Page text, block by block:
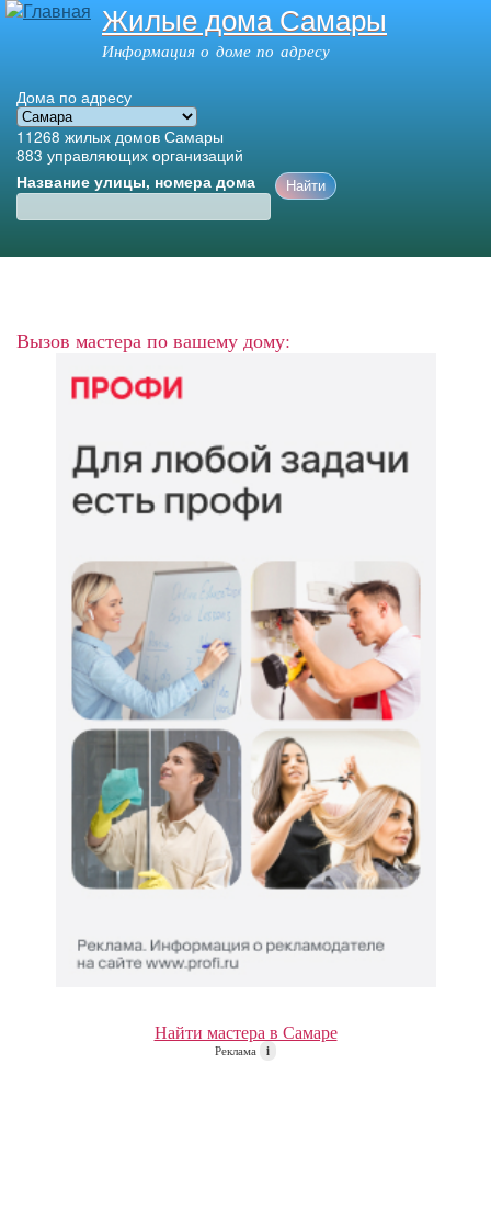
Перейти к
основному
Жилые дома Самары
Информация о доме по адресу
Дома по адресу
11268 жилых домов Самары
883 управляющих организаций
Название улицы, номера дома
Вызов мастера по вашему дому:
Найти мастера в Самаре
Реклама i